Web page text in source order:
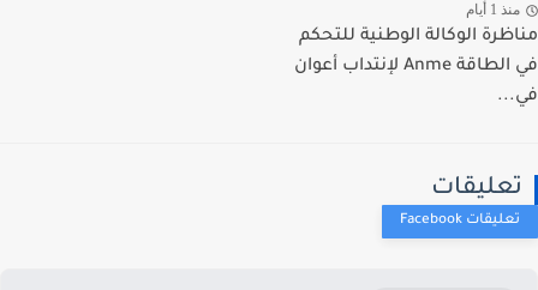
1 أيام
الوكالة الوطنية للتحكم
في الطاقة Anme لإنتداب أعوان